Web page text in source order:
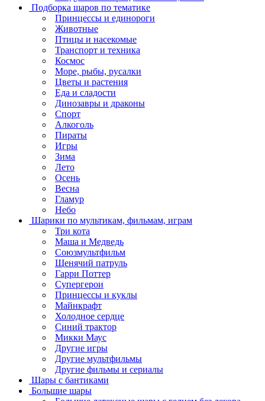
Подборка шаров по тематике
Принцессы и единороги
Животные
Птицы и насекомые
Транспорт и техника
Космос
Море, рыбы, русалки
Цветы и растения
Еда и сладости
Динозавры и драконы
Спорт
Алкоголь
Пираты
Игры
Зима
Лето
Осень
Весна
Гламур
Небо
Шарики по мультикам, фильмам, играм
Три кота
Маша и Медведь
Союзмультфильм
Щенячий патруль
Гарри Поттер
Супергерои
Принцессы и куклы
Майнкрафт
Холодное сердце
Синий трактор
Микки Маус
Другие игры
Другие мультфильмы
Другие фильмы и сериалы
Шары с бантиками
Большие шары